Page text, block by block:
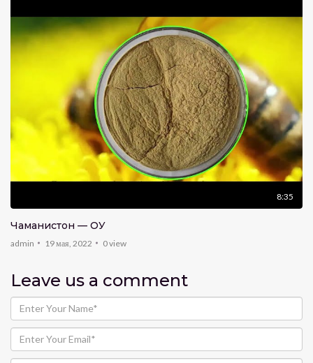
8:35
Чаманистон — ҚОҚУ
admin 19 мая, 2022 0view
Leave us a comment